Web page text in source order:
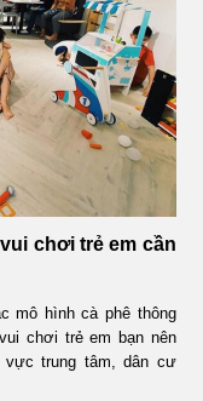
chơi trẻ em cần
mô hình cà phê thông
chơi trẻ em bạn nên
vực trung tâm, dân cư